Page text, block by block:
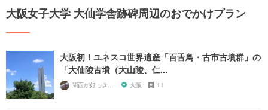
大阪女子大学 大仙学舎跡碑周辺のおでかけプラン
大阪初！ユネスコ世界遺産「百舌鳥・古市古墳群」の
「大仙陵古墳（大山陵、仁...
関西が好っきゃねん 大阪 11